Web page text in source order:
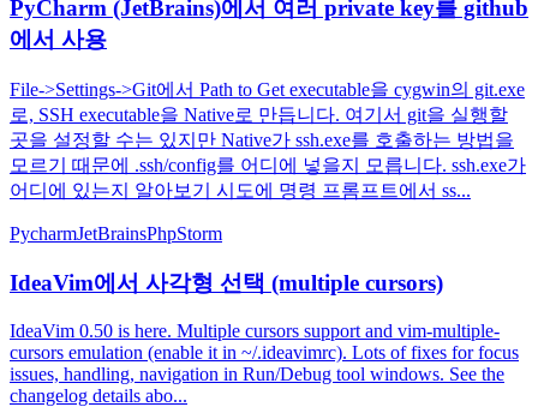
PyCharm (JetBrains)에서 여러 private key를 github
에서 사용
File->Settings->Git에서 Path to Get executable을 cygwin의 git.exe
로, SSH executable을 Native로 만듭니다. 여기서 git을 실행할
곳을 설정할 수는 있지만 Native가 ssh.exe를 호출하는 방법을
모르기 때문에 .ssh/config를 어디에 넣을지 모릅니다. ssh.exe가
어디에 있는지 알아보기 시도에 명령 프롬프트에서 ss...
PycharmJetBrainsPhpStorm
IdeaVim에서 사각형 선택 (multiple cursors)
IdeaVim 0.50 is here. Multiple cursors support and vim-multiple-
cursors emulation (enable it in ~/.ideavimrc). Lots of fixes for focus
issues, handling, navigation in Run/Debug tool windows. See the
changelog details abo...